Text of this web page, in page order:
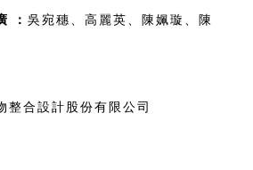
： 吳宛穗、高麗英、陳姵璇、陳
整合設計股份有限公司